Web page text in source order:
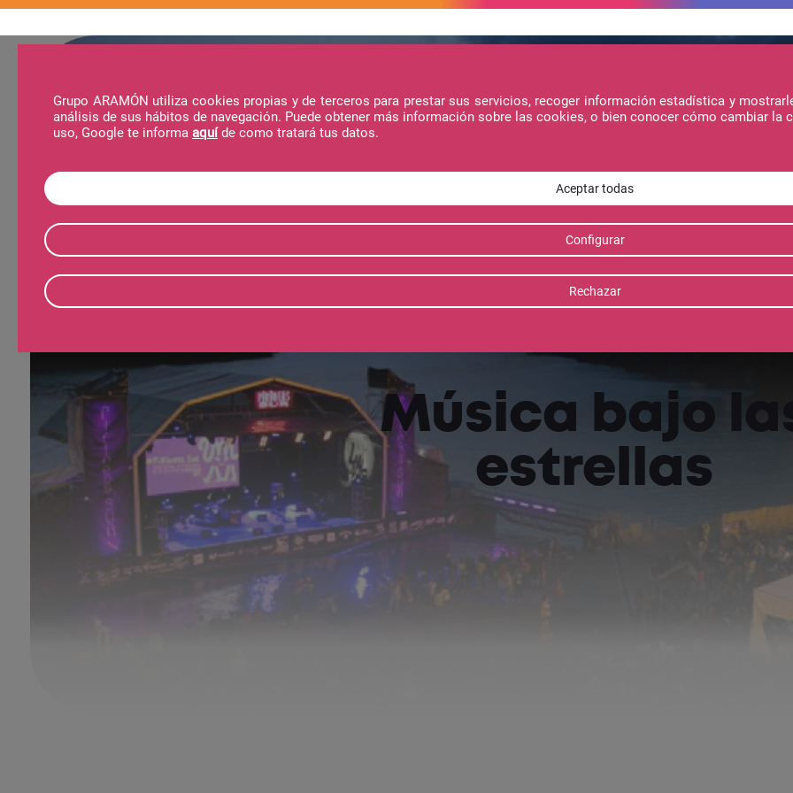
Grupo ARAMÓN utiliza cookies propias y de terceros para prestar sus servicios, recoger información estadística y
análisis de sus hábitos de navegación. Puede obtener más información sobre las cookies, o bien conocer cómo cambiar la
uso, Google te informa aquíde como tratará tus datos.
La Estación Actividades Noticias
Pirineos Sur Valle de Tena
Música bajo
estrellas